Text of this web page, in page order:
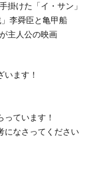
掛けた「イ・サン」
李舜臣と亀甲船
主人公の映画
ます！
ています！
になさってください